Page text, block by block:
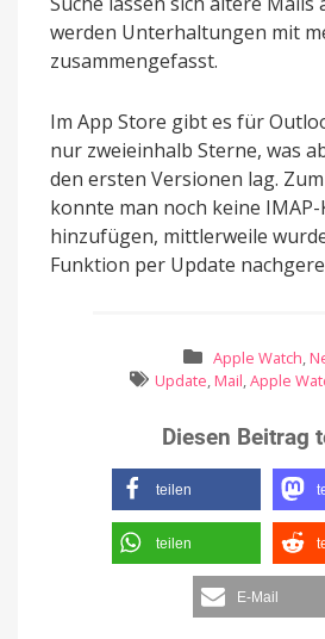
werden Unterhaltungen mit
zusammengefasst.
Im App Store gibt es für
nur zweieinhalb Sterne, was
den ersten Versionen lag.
konnte man noch keine
hinzufügen, mittlerweile
Funktion per Update
Apple Watch,
Update, Mail,Apple
Diesen Beitrag
teilen
teilen
E-Mail